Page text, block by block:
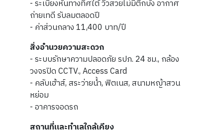
- ระเบียงหันทางทิศใต้ วิวสวยไม่มีตึกบัง อากาศ
ถ่ายเทดี รับลมตลอดปี
- ค่าส่วนกลาง 11,400 บาท/ปี
สิ่งอำนวยความสะดวก
- ระบบรักษาความปลอดภัย รปภ. 24 ชม., กล้อง
วงจรปิด CCTV., Access Card
- คลับเฮ้าส์, สระว่ายน้ำ, ฟิตเนส, สนามหญ้าสวน
หย่อม
- อาคารจอดรถ
สถานที่และทำเลใกล้เคียง